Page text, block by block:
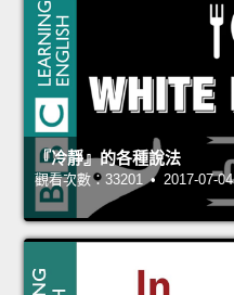
『冷靜』的各種說法
觀看次數：33201 • 2017-07-04